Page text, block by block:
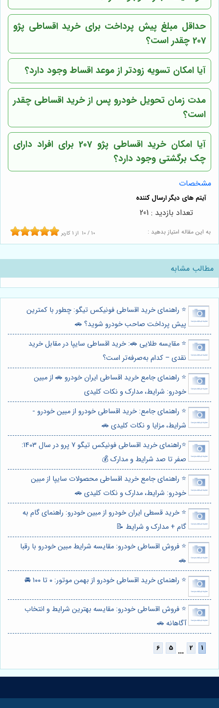
حداقل مبلغ پیش پرداخت برای خرید اقساطی پژو
207 چقدر است؟
آیا امکان تسویه زودتر از موعد اقساط وجود دارد؟
مدت زمان تحویل خودرو پس از خرید اقساطی چقدر
است؟
آیا امکان خرید اقساطی پژو 207 برای افراد دارای
چک برگشتی وجود دارد؟
مشخصات
به این مقاله امتیاز بدهید : 10 / 10 از 1 کاربر
تعداد بازدید : 201
مطالب مشابه
⭐️ راهنمای خرید اقساطی فونیکس تیگو: چطور با کمترین
پیش پرداخت صاحب خودرو شوید؟ 🚗
⭐️ مقایسه طلایی 🚗: خرید اقساطی سایپا در مقابل خرید
نقدی – کدام به‌صرفه‌تر است؟
⭐️ راهنمای جامع خرید اقساطی ایران خودرو 🚗 از مبین
خودرو: شرایط، مدارک و نکات کلیدی
⭐️ راهنمای جامع: خرید اقساطی خودرو از مبین خودرو -
شرایط، مزایا و نکات کلیدی 🚗
⭐️راهنمای خرید اقساطی فونیکس تیگو 7 پرو در سال 1403:
صفر تا صد شرایط و مدارک 💰
⭐️ راهنمای جامع خرید اقساطی محصولات سایپا از مبین
خودرو: شرایط، مدارک و نکات کلیدی 🚗
⭐️ خرید قسطی ایران خودرو از مبین خودرو: راهنمای گام به
گام + مدارک و شرایط 📝
⭐️ فروش اقساطی خودرو: مقایسه شرایط مبین خودرو با رقبا
🚗
⭐️ راهنمای خرید اقساطی خودرو از بهمن موتور: ۰ تا ۱۰۰ 🚘
⭐️ فروش اقساطی خودرو: مقایسه بهترین شرایط و انتخاب
آگاهانه 🚗
...